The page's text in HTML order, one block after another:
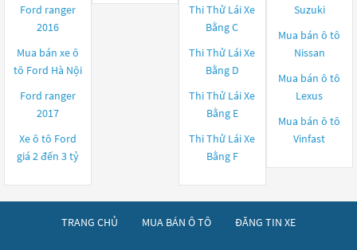
Ford ranger
2016
Mua bán xe ô
tô Ford Hà Nội
Ford ranger
2017
Xe ô tô Ford
giá 2 đến 3 tỷ
Thi Thử Lái Xe
Bằng C
Thi Thử Lái Xe
Bằng D
Thi Thử Lái Xe
Bằng E
Thi Thử Lái Xe
Bằng F
Suzuki
Mua bán ô tô
Nissan
Mua bán ô tô
Lexus
Mua bán ô tô
Vinfast
TRANG CHỦ MUA BÁN Ô TÔ ĐĂNG TIN XE